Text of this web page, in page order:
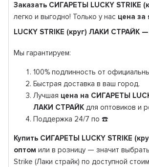
Заказать СИГАРЕТЫ LUCKY STRIKE
легко и выгодно! Только у нас цена
LUCKY STRIKE (круг) ЛАКИ СТРАЙК —
Мы гарантируем:
100% подлинность от
Быстрая доставка в ваш город.
Лучшая цена на СИГАРЕТЫ
ЛАКИ СТРАЙКдля оптовиков и
Поддержка 24/7 по ☎️
Купить СИГАРЕТЫ LUCKY STRIKE
оптом или в розницу — значит
Strike (Лаки страйк) по доступной